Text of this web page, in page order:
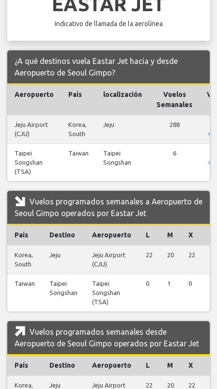
Indicativo de llamada de la aerolínea
¿A qué destinos vuela Eastar Jet hacia y desde
Aeropuerto de Seoul Gimpo?
Aeropuerto País localización
Vuelos
Semanales
Jeju Airport
(CJU)
Korea,
South
Jeju 288
Taipei
Songshan
(TSA)
Taiwan
Taipei
Songshan
6
Vuelos programados semanales a Aeropuerto de
Seoul Gimpo operados por Eastar Jet
País Destino Aeropuerto L M X
Korea,
South
Jeju
Jeju Airport
(CJU)
22 20 22
Taiwan
Taipei
Songshan
Taipei
Songshan
(TSA)
0 1 0
Vuelos programados semanales desde
Aeropuerto de Seoul Gimpo operados por Eastar Jet
País Destino Aeropuerto L M X
Korea,
Jeju
Jeju Airport
22 20 22